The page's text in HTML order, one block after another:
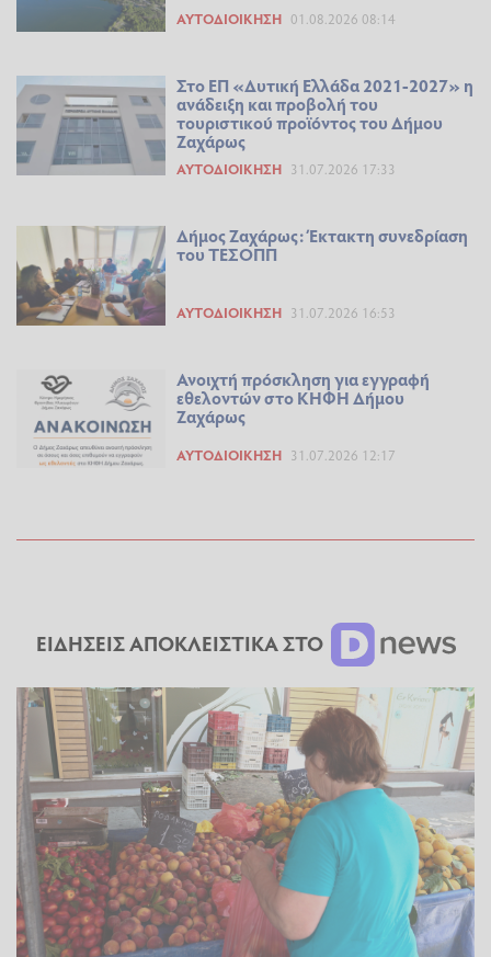
ΑΥΤΟΔΙΟΊΚΗΣΗ 01.08.2026 08:14
Στο ΕΠ «Δυτική Ελλάδα 2021-2027» η
ανάδειξη και προβολή του
τουριστικού προϊόντος του Δήμου
Ζαχάρως
ΑΥΤΟΔΙΟΊΚΗΣΗ 31.07.2026 17:33
Δήμος Ζαχάρως: Έκτακτη συνεδρίαση
του ΤΕΣΟΠΠ
ΑΥΤΟΔΙΟΊΚΗΣΗ 31.07.2026 16:53
Ανοιχτή πρόσκληση για εγγραφή
εθελοντών στο ΚΗΦΗ Δήμου
Ζαχάρως
ΑΥΤΟΔΙΟΊΚΗΣΗ 31.07.2026 12:17
ΕΙΔΗΣΕΙΣ ΑΠΟΚΛΕΙΣΤΙΚΑ ΣΤΟ